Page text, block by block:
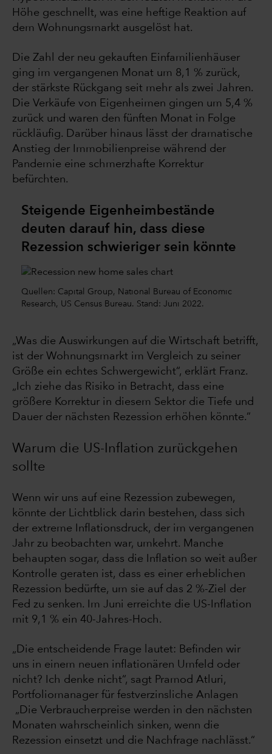
Höhe geschnellt, was eine heftige Reaktion auf
dem Wohnungsmarkt ausgelöst hat.
Die Zahl der neu gekauften Einfamilienhäuser
ging im vergangenen Monat um 8,1 % zurück,
der stärkste Rückgang seit mehr als zwei Jahren.
Die Verkäufe von Eigenheimen gingen um 5,4 %
zurück und waren den fünften Monat in Folge
rückläufig. Darüber hinaus lässt der dramatische
Anstieg der Immobilienpreise während der
Pandemie eine schmerzhafte Korrektur
befürchten.
Steigende Eigenheimbestände
deuten darauf hin, dass diese
Rezession schwieriger sein könnte
Quellen: Capital Group, National Bureau of Economic
Research, US Census Bureau. Stand: Juni 2022.
„Was die Auswirkungen auf die Wirtschaft betrifft,
ist der Wohnungsmarkt im Vergleich zu seiner
Größe ein echtes Schwergewicht“, erklärt Franz.
„Ich ziehe das Risiko in Betracht, dass eine
größere Korrektur in diesem Sektor die Tiefe und
Dauer der nächsten Rezession erhöhen könnte.“
Warum die US-Inflation zurückgehen
sollte
Wenn wir uns auf eine Rezession zubewegen,
könnte der Lichtblick darin bestehen, dass sich
der extreme Inflationsdruck, der im vergangenen
Jahr zu beobachten war, umkehrt. Manche
behaupten sogar, dass die Inflation so weit außer
Kontrolle geraten ist, dass es einer erheblichen
Rezession bedürfte, um sie auf das 2 %-Ziel der
Fed zu senken. Im Juni erreichte die US-Inflation
mit 9,1 % ein 40-Jahres-Hoch.
„Die entscheidende Frage lautet: Befinden wir
uns in einem neuen inflationären Umfeld oder
nicht? Ich denke nicht“, sagt Pramod Atluri,
Portfoliomanager für festverzinsliche Anlagen
„Die Verbraucherpreise werden in den nächsten
Monaten wahrscheinlich sinken, wenn die
Rezession einsetzt und die Nachfrage nachlässt.“